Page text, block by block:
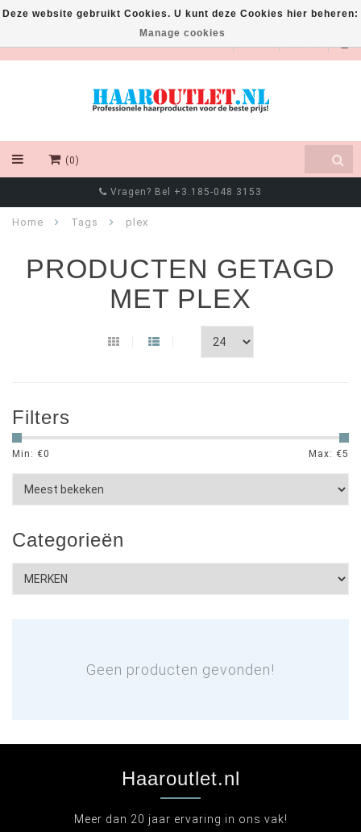
EUR
(0)
Vragen? Bel +3.185-048 3153
Home Tags plex
PRODUCTEN GETAGD
MET PLEX
Filters
Min: €0 Max: €5
Categorieën
Geen producten gevonden!
Deze website gebruikt Cookies. U kunt deze Cookies hier beheren:
Manage cookies
Haaroutlet.nl
Meer dan 20 jaar ervaring in ons vak!